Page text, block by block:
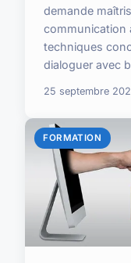
demande
communication
techniques
dialoguer avec
25 septembre
FORMATION